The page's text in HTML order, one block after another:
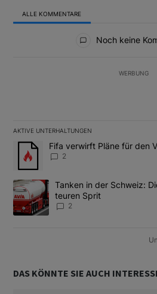
ALLE KOMMENTARE
Noch keine
WERBUNG
AKTIVE UNTERHALTUNGEN
Das Folgende ist eine Liste der am
Ein Trendartikel mit dem Titel "Fifa
Fifa verwirft Pläne für den
2
Ein Trendartikel mit dem Titel
Tanken in der Schweiz:
teuren Sprit
2
DAS KÖNNTE SIE AUCH